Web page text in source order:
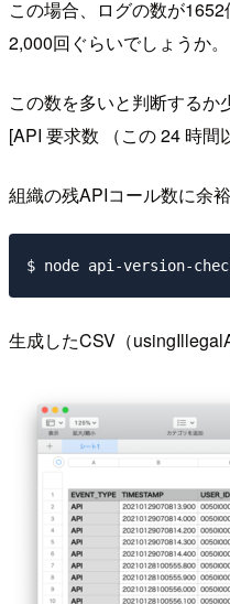
この場合、ログの数が
2,000回ぐらいでしょうか。
この数を多いと判断する
[API 要求数 （この 24 時間
組織の残APIコール数に余
生成したCSV（